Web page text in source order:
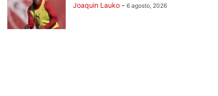
Joaquin Lauko - 6 agosto, 2026